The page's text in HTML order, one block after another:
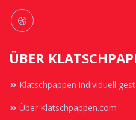
ÜBER
Klatschpappen individuell
Über Klatschpappen.com